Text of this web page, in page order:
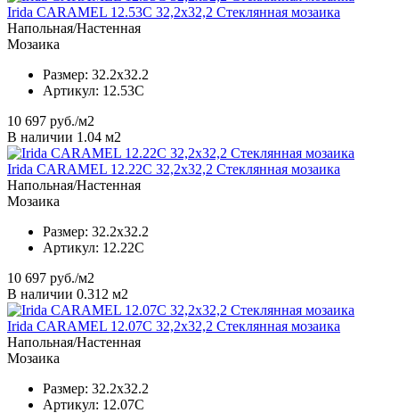
Irida CARAMEL 12.53C 32,2x32,2 Стеклянная мозаика
Напольная/Настенная
Мозаика
Размер: 32.2x32.2
Артикул: 12.53C
10 697 руб./м2
В наличии 1.04 м2
Irida CARAMEL 12.22C 32,2x32,2 Стеклянная мозаика
Напольная/Настенная
Мозаика
Размер: 32.2x32.2
Артикул: 12.22C
10 697 руб./м2
В наличии 0.312 м2
Irida CARAMEL 12.07C 32,2x32,2 Стеклянная мозаика
Напольная/Настенная
Мозаика
Размер: 32.2x32.2
Артикул: 12.07C